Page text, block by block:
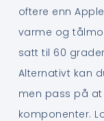
oftere enn
varme og
satt til 60
Alternativt kan
men pass på
komponenter.